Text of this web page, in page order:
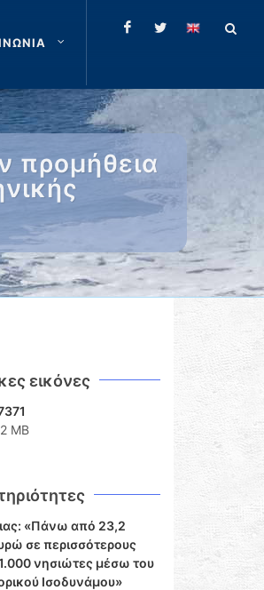
προμήθεια
εικόνες
MB
«Πάνω από 23,2
σε περισσότερους
νησιώτες μέσω του
Ισοδυνάμου»